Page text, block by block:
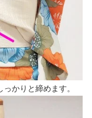
かりと締めます。